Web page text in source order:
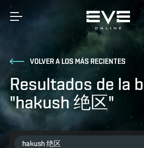
VOLVER A LOS MÁS RECIENTES
Resultados de la
"hakush 绝区"